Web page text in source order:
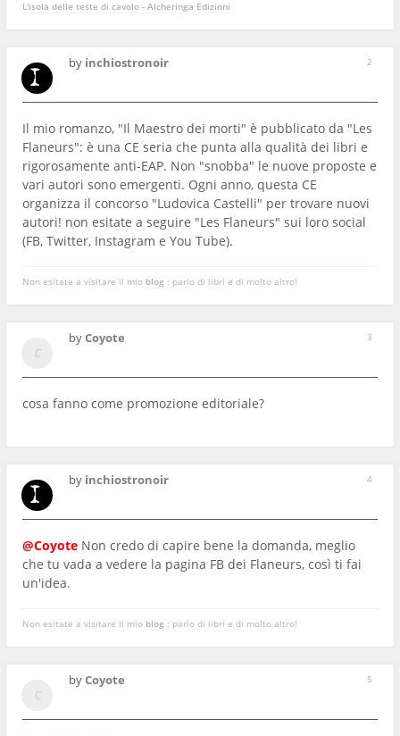
L'isola delle teste di cavolo - Alcheringa Edizioni
2
by inchiostronoir
Il mio romanzo, "Il Maestro dei morti" è pubblicato da "Les
Flaneurs": è una CE seria che punta alla qualità dei libri e
rigorosamente anti-EAP. Non "snobba" le nuove proposte e
vari autori sono emergenti. Ogni anno, questa CE
organizza il concorso "Ludovica Castelli" per trovare nuovi
autori! non esitate a seguire "Les Flaneurs" sui loro social
(FB, Twitter, Instagram e You Tube).
Non esitate a visitare il mio blog : parlo di libri e di molto altro!
3
byCoyote
cosa fanno come promozione editoriale?
4
by inchiostronoir
@Coyote Non credo di capire bene la domanda, meglio
che tu vada a vedere la pagina FB dei Flaneurs, così ti fai
un'idea.
Non esitate a visitare il mio blog : parlo di libri e di molto altro!
5
byCoyote